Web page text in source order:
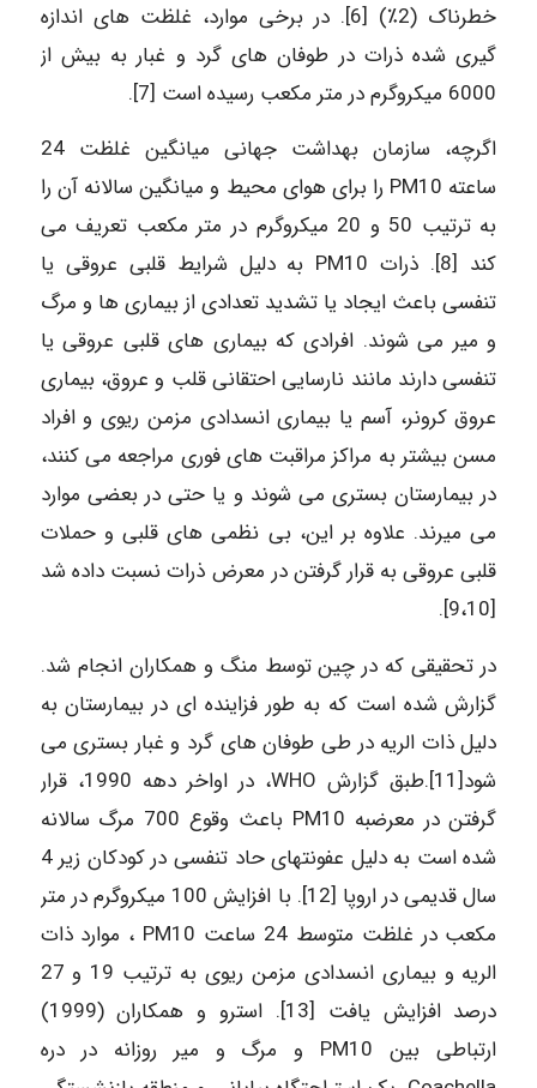
خطرناک (2٪) [6]. در برخی موارد، غلظت های اندازه
گیری شده ذرات در طوفان های گرد و غبار به بیش از
6000 میکروگرم در متر مکعب رسیده است [7].
اگرچه، سازمان بهداشت جهانی میانگین غلظت 24
ساعته PM10 را برای هوای محیط و میانگین سالانه آن را
به ترتیب 50 و 20 میکروگرم در متر مکعب تعریف می
کند [8]. ذرات PM10 به دلیل شرایط قلبی عروقی یا
تنفسی باعث ایجاد یا تشدید تعدادی از بیماری ها و مرگ
و میر می شوند. افرادی که بیماری های قلبی عروقی یا
تنفسی دارند مانند نارسایی احتقانی قلب و عروق، بیماری
عروق کرونر، آسم یا بیماری انسدادی مزمن ریوی و افراد
مسن بیشتر به مراکز مراقبت های فوری مراجعه می کنند،
در بیمارستان بستری می شوند و یا حتی در بعضی موارد
می میرند. علاوه بر این، بی نظمی های قلبی و حملات
قلبی عروقی به قرار گرفتن در معرض ذرات نسبت داده شد
[9،10].
در تحقیقی که در چین توسط منگ و همکاران انجام شد.
گزارش شده است که به طور فزاینده ای در بیمارستان به
دلیل ذات الریه در طی طوفان های گرد و غبار بستری می
شود[11].طبق گزارش WHO، در اواخر دهه 1990، قرار
گرفتن در معرضبه PM10 باعث وقوع 700 مرگ سالانه
شده است به دلیل عفونتهای حاد تنفسی در کودکان زیر 4
سال قدیمی در اروپا [12]. با افزایش 100 میکروگرم در متر
مکعب در غلظت متوسط 24 ساعت PM10 ، موارد ذات
الریه و بیماری انسدادی مزمن ریوی به ترتیب 19 و 27
درصد افزایش یافت [13]. استرو و همکاران (1999)
ارتباطی بین PM10 و مرگ و میر روزانه در دره